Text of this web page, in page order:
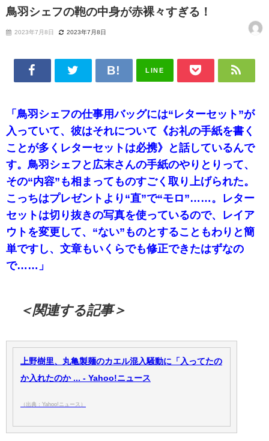
鳥羽シェフの鞄の中身が赤裸々すぎる！
2023年7月8日 2023年7月8日
LINE
「鳥羽シェフの仕事用バッグには“レターセット”が
入っていて、彼はそれについて《お礼の手紙を書く
ことが多くレターセットは必携》と話しているんで
す。鳥羽シェフと広末さんの手紙のやりとりって、
その“内容”も相まってものすごく取り上げられた。
こっちはプレゼントより“直”で“モロ”……。レター
セットは切り抜きの写真を使っているので、レイア
ウトを変更して、“ない”ものとすることもわりと簡
単ですし、文章もいくらでも修正できたはずなの
で……」
＜関連する記事＞
上野樹里、丸亀製麺のカエル混入騒動に「入ってたの
か入れたのか ... - Yahoo!ニュース
（出典：Yahoo!ニュース）